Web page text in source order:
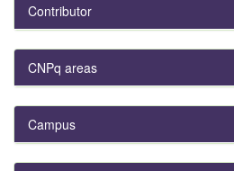
Contributor
CNPq areas
Campus